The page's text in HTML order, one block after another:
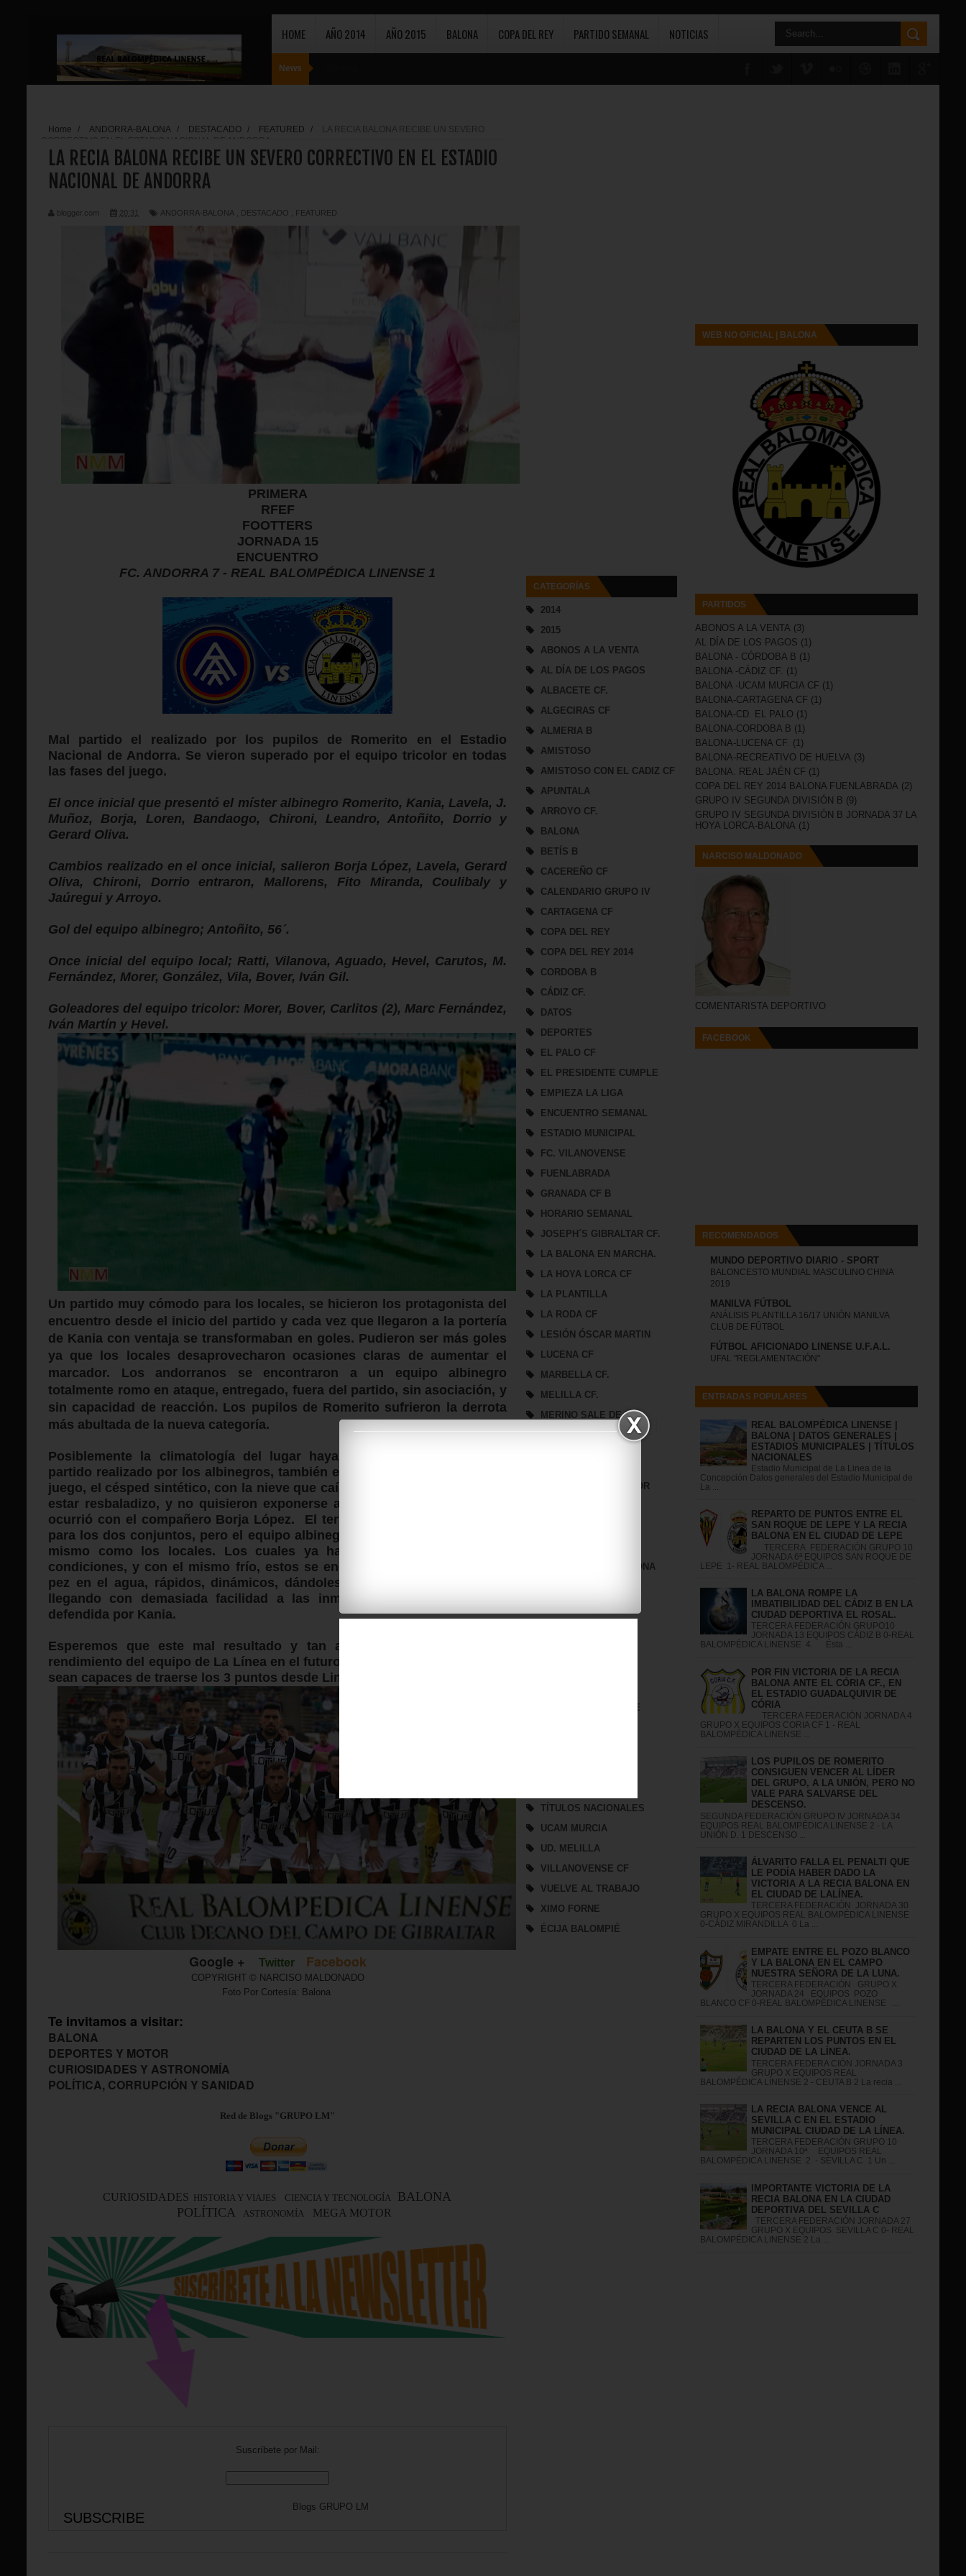
HOME AÑO 2014 AÑO 2015 BALONA COPA DEL REY PARTIDO SEMANAL NOTICIAS
News
CATEGORÍAS
2014
2015
ABONOS A LA VENTA
AL DÍA DE LOS PAGOS
ALBACETE CF.
ALGECIRAS CF
ALMERIA B
AMISTOSO
AMISTOSO CON EL CADIZ CF
APUNTALA
ARROYO CF.
BALONA
BETÍS B
CACEREÑO CF
CALENDARIO GRUPO IV
CARTAGENA CF
COPA DEL REY
COPA DEL REY 2014
CORDOBA B
CÁDIZ CF.
DATOS
DEPORTES
EL PALO CF
EL PRESIDENTE CUMPLE
EMPIEZA LA LIGA
ENCUENTRO SEMANAL
ESTADIO MUNICIPAL
FC. VILANOVENSE
FUENLABRADA
GRANADA CF B
HORARIO SEMANAL
JOSEPH´S GIBRALTAR CF.
LA BALONA EN MARCHA.
LA HOYA LORCA CF
LA PLANTILLA
LA RODA CF
LESIÓN ÓSCAR MARTIN
LUCENA CF
MARBELLA CF.
MELILLA CF.
MERINO SALE DE LA
NUEVO PATROCINADOR
PRESENTACIÓN BALONA
SAN ROQUE DE LEPE
TÍTULOS NACIONALES
UCAM MURCIA
UD. MELILLA
VILLANOVENSE CF
VUELVE AL TRABAJO
XIMO FORNE
ÉCIJA BALOMPIÉ
Home / ANDORRA-BALONA / DESTACADO / FEATURED /
LA RECIA BALONA RECIBE UN SEVERO
CORRECTIVO EN EL ESTADIO NACIONAL DE ANDORRA
LA RECIA BALONA RECIBE UN SEVERO CORRECTIVO EN EL ESTADIO
NACIONAL DE ANDORRA
blogger.com 20:31 ANDORRA-BALONA DESTACADO FEATURED
PRIMERA
RFEF
FOOTTERS
JORNADA 15
ENCUENTRO
FC. ANDORRA 7 - REAL BALOMPÉDICA LINENSE 1
Mal partido el realizado por los pupilos de Romerito en el Estadio
Nacional de Andorra. Se vieron superado por el equipo tricolor en todas
las fases del juego.
El once inicial que presentó el míster albinegro Romerito, Kania, Lavela, J.
Muñoz, Borja, Loren, Bandaogo, Chironi, Leandro, Antoñito, Dorrio y
Gerard Oliva.
Cambios realizado en el once inicial, salieron Borja López, Lavela, Gerard
Oliva, Chironi, Dorrio entraron, Mallorens, Fito Miranda, Coulibaly y
Jaúregui y Arroyo.
Gol del equipo albinegro; Antoñito, 56´.
Once inicial del equipo local; Ratti, Vilanova, Aguado, Hevel, Carutos, M.
Fernández, Morer, González, Vila, Bover, Iván Gil.
Goleadores del equipo tricolor: Morer, Bover, Carlitos (2), Marc Fernández,
Iván Martín y Hevel.
Un partido muy cómodo para los locales, se hicieron los protagonista del
encuentro desde el inicio del partido y cada vez que llegaron a la portería
de Kania con ventaja se transformaban en goles. Pudieron ser más goles
ya que los locales desaprovecharon ocasiones claras de aumentar el
marcador. Los andorranos se encontraron a un equipo albinegro
totalmente romo en ataque, entregado, fuera del partido, sin asociación, y
sin capacidad de reacción. Los pupilos de Romerito sufrieron la derrota
más abultada de la nueva categoría.
Posiblemente la climatología del lugar haya podido influir en el mal
partido realizado por los albinegros, también el mal estado del terreno de
juego, el césped sintético, con la nieve que caía durante el partido, podría
estar resbaladizo, y no quisieron exponerse a una posible lesión, como
ocurrió con el compañero Borja López. El terreno de juego estaba igual
para los dos conjuntos, pero el equipo albinegro no se asentó también al
mismo como los locales. Los cuales ya han jugado en las mismas
condiciones, y con el mismo frío, estos se encontraban cómodos, como
pez en el agua, rápidos, dinámicos, dándoles un buen trato al balón y
llegando con demasiada facilidad a las inmediaciones de la portería
defendida por Kania.
Esperemos que este mal resultado y tan abultado no influya en el
rendimiento del equipo de La Línea en el futuro y que el próximo domingo
sean capaces de traerse los 3 puntos desde Linares.
Google + Twitter Facebook
COPYRIGHT © NARCISO MALDONADO
Foto Por Cortesía: Balona
Te invitamos a visitar:
BALONA
DEPORTES Y MOTOR
CURIOSIDADES Y ASTRONOMÍA
POLÍTICA, CORRUPCIÓN Y SANIDAD
Red de Blogs "GRUPO LM"
CURIOSIDADES HISTORIA Y VIAJES CIENCIA Y TECNOLOGÍA
BALONA
POLÍTICA
ASTRONOMÍA MEGA MOTOR
Suscríbete por Mail:
Blogs GRUPO LM
WEB NO OFICIAL | BALONA
PARTIDOS
ABONOS A LA VENTA (3)
AL DÍA DE LOS PAGOS (1)
BALONA - CÓRDOBA B (1)
BALONA -CÁDIZ CF. (1)
BALONA -UCAM MURCIA CF (1)
BALONA-CARTAGENA CF (1)
BALONA-CD. EL PALO (1)
BALONA-CORDOBA B (1)
BALONA-LUCENA CF. (1)
BALONA-RECREATIVO DE HUELVA (3)
BALONA. REAL JAÉN CF (1)
COPA DEL REY 2014 BALONA FUENLABRADA (2)
GRUPO IV SEGUNDA DIVISIÓN B (9)
GRUPO IV SEGUNDA DIVISIÓN B JORNADA 37 LA
HOYA LORCA-BALONA (1)
NARCISO MALDONADO
COMENTARISTA DEPORTIVO
FACEBOOK
RECOMENDADOS
MUNDO DEPORTIVO DIARIO - SPORT
BALONCESTO MUNDIAL MASCULINO CHINA
2019
MANILVA FÚTBOL
ANÁLISIS PLANTILLA 16/17 UNIÓN MANILVA
CLUB DE FÚTBOL
FÚTBOL AFICIONADO LINENSE U.F.A.L.
UFAL "REGLAMENTACIÓN"
ENTRADAS POPULARES
REAL BALOMPÉDICA LINENSE |
BALONA | DATOS GENERALES |
ESTADIOS MUNICIPALES | TÍTULOS
NACIONALES
Estadio Municipal de La Linea de la
Concepción Datos generales del Estadio Municipal de
La ...
REPARTO DE PUNTOS ENTRE EL
SAN ROQUE DE LEPE Y LA RECIA
BALONA EN EL CIUDAD DE LEPE
TERCERA FEDERACIÓN GRUPO 10
JORNADA 6ª EQUIPOS SAN ROQUE DE
LEPE 1- REAL BALOMPÉDICA ...
LA BALONA ROMPE LA
IMBATIBILIDAD DEL CÁDIZ B EN LA
CIUDAD DEPORTIVA EL ROSAL.
TERCERA FEDERACIÓN GRUPO10
JORNADA 13 EQUIPOS CÁDIZ B 0-REAL
BALOMPÉDICA LINENSE 4. Ésta ...
POR FIN VICTORIA DE LA RECIA
BALONA ANTE EL CÓRIA CF., EN
EL ESTADIO GUADALQUIVIR DE
CÓRIA
TERCERA FEDERACIÓN JORNADA 4
GRUPO X EQUIPOS CORIA CF 1 - REAL
BALOMPÉDICA LINENSE ...
LOS PUPILOS DE ROMERITO
CONSIGUEN VENCER AL LÍDER
DEL GRUPO, A LA UNIÓN, PERO NO
VALE PARA SALVARSE DEL
DESCENSO.
SEGUNDA FEDERACIÓN GRUPO IV JORNADA 34
EQUIPOS REAL BALOMPÉDICA LINENSE 2 - LA
UNIÓN D. 1 DESCENSO ...
ÁLVARITO FALLA EL PENALTI QUE
LE PODÍA HABER DADO LA
VICTORIA A LA RECIA BALONA EN
EL CIUDAD DE LALÍNEA.
TERCERA FEDERACIÓN JORNADA 30
GRUPO X EQUIPOS REAL BALOMPÉDICA LINENSE
0-CÁDIZ MIRANDILLA 0 La ...
EMPATE ENTRE EL POZO BLANCO
Y LA BALONA EN EL CAMPO
NUESTRA SEÑORA DE LA LUNA.
TERCERA FEDERACIÓN GRUPO X
JORNADA 24 EQUIPOS POZO
BLANCO CF 0-REAL BALOMPÉDICA LINENSE ...
LA BALONA Y EL CEUTA B SE
REPARTEN LOS PUNTOS EN EL
CIUDAD DE LA LÍNEA.
TERCERA FEDERA CIÓN JORNADA 3
GRUPO X EQUIPOS REAL
BALOMPÉDICA LÍNENSE 2 - CEUTA B 2 La recia ...
LA RECIA BALONA VENCE AL
SEVILLA C EN EL ESTADIO
MUNICIPAL CIUDAD DE LA LÍNEA.
TERCERA FEDERACIÓN GRUPO 10
JORNADA 10ª EQUIPOS REAL
BALOMPÉDICA LINENSE 2 - SEVILLA C 1 Un ...
IMPORTANTE VICTORIA DE LA
RECIA BALONA EN LA CIUDAD
DEPORTIVA DEL SEVILLA C
TERCERA FEDERACIÓN JORNADA 27
GRUPO X EQUIPOS SEVILLA C 0- REAL
BALOMPÉDICA LINENSE 2 La ...